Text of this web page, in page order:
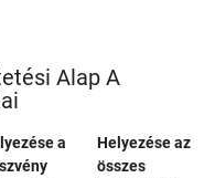
Alap A
a
Helyezése az
összes